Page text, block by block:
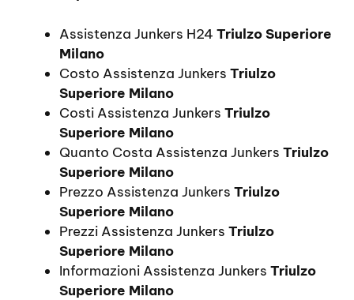
Assistenza Junkers H24 Triulzo Superiore
Milano
Costo Assistenza Junkers Triulzo
Superiore Milano
Costi Assistenza Junkers Triulzo
Superiore Milano
Quanto Costa Assistenza Junkers Triulzo
Superiore Milano
Prezzo Assistenza Junkers Triulzo
Superiore Milano
Prezzi Assistenza Junkers Triulzo
Superiore Milano
Informazioni Assistenza Junkers Triulzo
Superiore Milano